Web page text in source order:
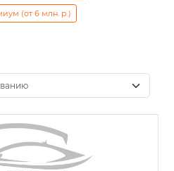
(от 6 млн. р.)